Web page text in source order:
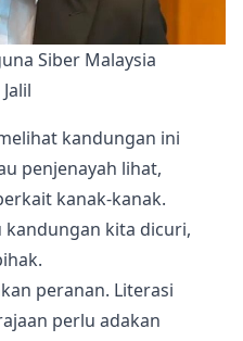
Siber Malaysia
kandungan ini
penjenayah lihat,
kanak-kanak.
kita dicuri,
peranan. Literasi
perlu adakan